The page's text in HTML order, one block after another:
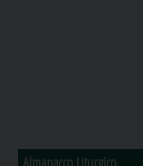
Almanacco Liturgico